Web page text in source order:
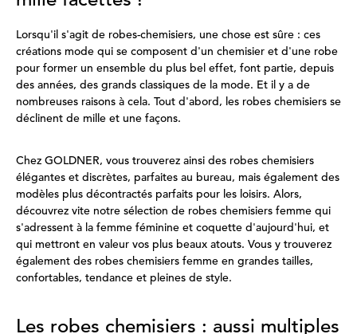
Lorsqu'il s'agit de robes-chemisiers, une chose est sûre : ces
créations mode qui se composent d'un chemisier et d'une robe
pour former un ensemble du plus bel effet, font partie, depuis
des années, des grands classiques de la mode. Et il y a de
nombreuses raisons à cela. Tout d'abord, les robes chemisiers se
déclinent de mille et une façons.
Chez GOLDNER, vous trouverez ainsi des robes chemisiers
élégantes et discrètes, parfaites au bureau, mais également des
modèles plus décontractés parfaits pour les loisirs. Alors,
découvrez vite notre sélection de robes chemisiers femme qui
s'adressent à la femme féminine et coquette d'aujourd'hui, et
qui mettront en valeur vos plus beaux atouts. Vous y trouverez
également des robes chemisiers femme en grandes tailles,
confortables, tendance et pleines de style.
Les robes chemisiers : aussi multiples